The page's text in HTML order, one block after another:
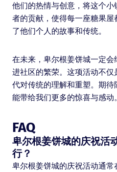
他们的热情与创意，将这个
者的贡献，使得每一座糖果
了他们个人的故事和传统。
在未来，卑尔根姜饼城一定
进社区的繁荣。这项活动不
代对传统的理解和重塑。期
能带给我们更多的惊喜与感动。
FAQ
卑尔根姜饼城的庆祝活
行？
卑尔根姜饼城的庆祝活动通常